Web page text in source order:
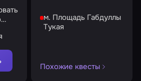
м. Площадь Габдуллы
Тукая
Похожие квесты